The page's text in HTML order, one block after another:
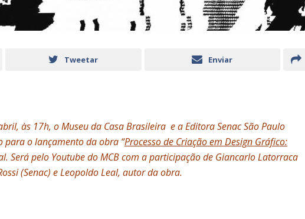
Tweetar Enviar
às 17h, o Museu da Casa Brasileira e a Editora Senac São Paulo
para o lançamento da obra “Processo de Criação em Design Gráfico:
Será pelo Youtube do MCB com a participação de Giancarlo Latorraca
(Senac) e Leopoldo Leal, autor da obra.